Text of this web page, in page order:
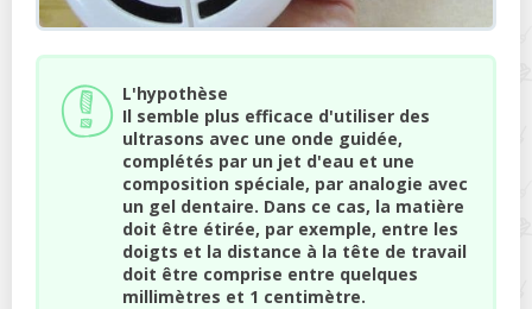
L'hypothèse
Il semble plus efficace d'utiliser des
ultrasons avec une onde guidée,
complétés par un jet d'eau et une
composition spéciale, par analogie avec
un gel dentaire. Dans ce cas, la matière
doit être étirée, par exemple, entre les
doigts et la distance à la tête de travail
doit être comprise entre quelques
millimètres et 1 centimètre.